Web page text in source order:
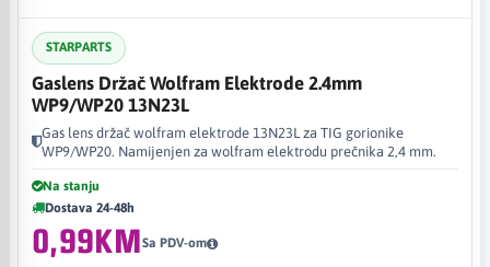
STARPARTS
Gaslens Držač Wolfram Elektrode 2.4mm
WP9/WP20 13N23L
Gas lens držač wolfram elektrode 13N23L za TIG gorionike
WP9/WP20. Namijenjen za wolfram elektrodu prečnika 2,4 mm.
Na stanju
Dostava 24-48h
0,99KMSa PDV-om